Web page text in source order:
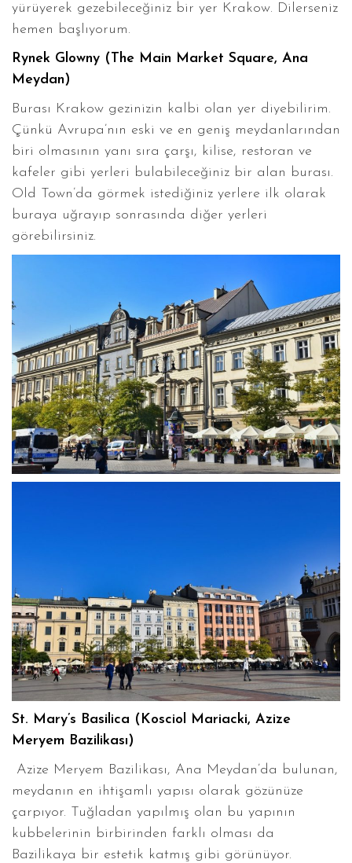
yürüyerek gezebileceğiniz bir yer Krakow. Dilerseniz
hemen başlıyorum.
Rynek Glowny (The Main Market Square, Ana
Meydan)
Burası Krakow gezinizin kalbi olan yer diyebilirim.
Çünkü Avrupa’nın eski ve en geniş meydanlarından
biri olmasının yanı sıra çarşı, kilise, restoran ve
kafeler gibi yerleri bulabileceğiniz bir alan burası.
Old Town’da görmek istediğiniz yerlere ilk olarak
buraya uğrayıp sonrasında diğer yerleri
görebilirsiniz.
St. Mary’s Basilica (Kosciol Mariacki, Azize
Meryem Bazilikası)
Azize Meryem Bazilikası, Ana Meydan’da bulunan,
meydanın en ihtişamlı yapısı olarak gözünüze
çarpıyor. Tuğladan yapılmış olan bu yapının
kubbelerinin birbirinden farklı olması da
Bazilikaya bir estetik katmış gibi görünüyor.